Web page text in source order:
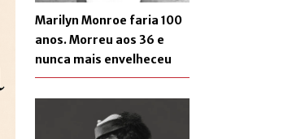
Marilyn Monroe faria 100
anos. Morreu aos 36 e
nunca mais envelheceu